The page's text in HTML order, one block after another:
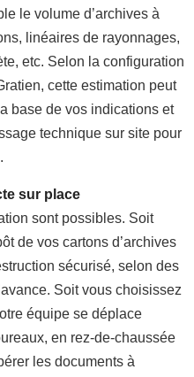
le volume d’archives à
linéaires de rayonnages,
etc. Selon la configuration
cette estimation peut
base de vos indications et
technique sur site pour
sur place
sont possibles. Soit
de vos cartons d’archives
sécurisé, selon des
Soit vous choisissez
équipe se déplace
en rez-de-chaussée
les documents à